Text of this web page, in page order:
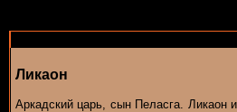
Ликаон
Аркадский царь, сын Пеласга. Ликаон